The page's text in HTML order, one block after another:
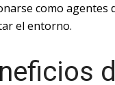
como agentes
el entorno.